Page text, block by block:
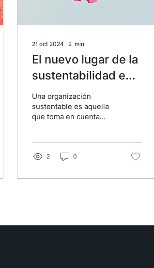
21 oct 2024 ∙ 2 min
El nuevo lugar de la
sustentabilidad en
las organizaciones
Una organización
sustentable es aquella
que toma en cuenta
desde el...
2 0